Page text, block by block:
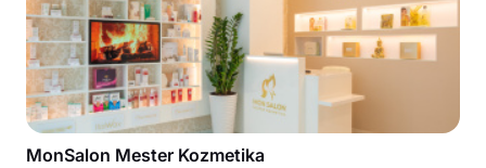
MonSalon Mester Kozmetika